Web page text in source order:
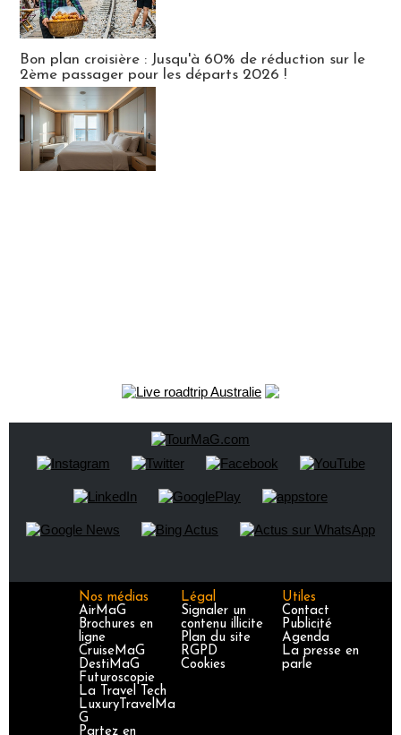
Bon plan croisière : Jusqu'à 60% de réduction sur le
2ème passager pour les départs 2026 !
Nos médias
AirMaG
Brochures en
ligne
CruiseMaG
DestiMaG
Futuroscopie
La Travel Tech
LuxuryTravelMa
G
Partez en
Légal
Signaler un
contenu illicite
Plan du site
RGPD
Cookies
Utiles
Contact
Publicité
Agenda
La presse en
parle